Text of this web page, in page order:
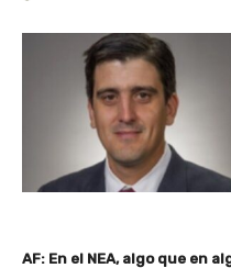
AF: En el NEA, algo que en